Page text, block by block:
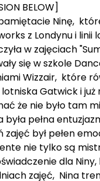
BELOW]
Ninę,
z Londynu i linii
w zajęciach
się w szkole
Wizzair, które
Gatwick i
że nie było tam
była pełna
zajęć był pełen
nie tylko są
dla
zajęć, Nina